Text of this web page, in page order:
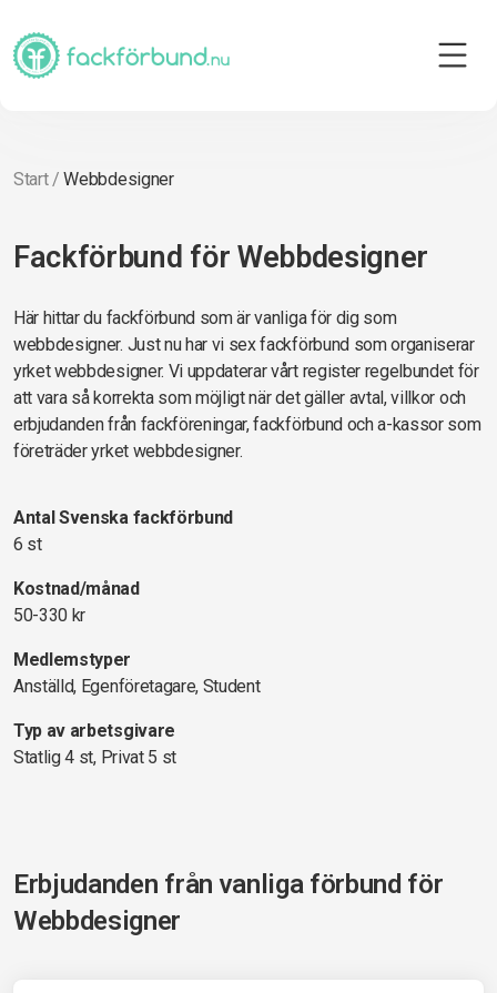
Start/Webbdesigner
Fackförbund för Webbdesigner
Här hittar du fackförbund som är vanliga för dig som
webbdesigner. Just nu har vi sex fackförbund som organiserar
yrket webbdesigner. Vi uppdaterar vårt register regelbundet för
att vara så korrekta som möjligt när det gäller avtal, villkor och
erbjudanden från fackföreningar, fackförbund och a-kassor som
företräder yrket webbdesigner.
Antal Svenska fackförbund
6 st
Kostnad/månad
50-330 kr
Medlemstyper
Anställd, Egenföretagare, Student
Typ av arbetsgivare
Statlig 4 st, Privat 5 st
Erbjudanden från vanliga förbund för
Webbdesigner